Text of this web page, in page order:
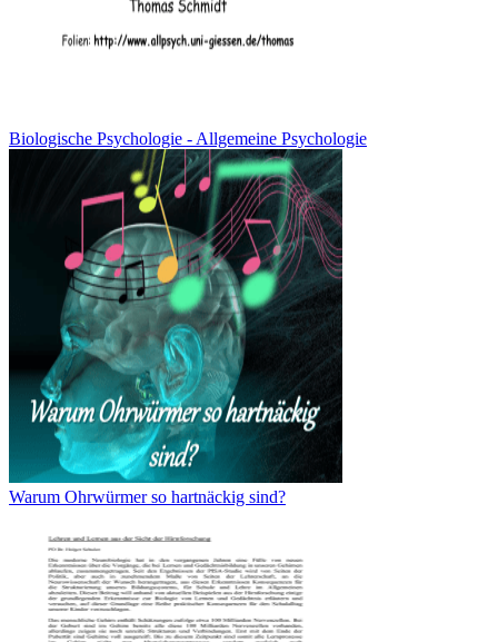
Biologische Psychologie - Allgemeine Psychologie
Warum Ohrwürmer so hartnäckig sind?